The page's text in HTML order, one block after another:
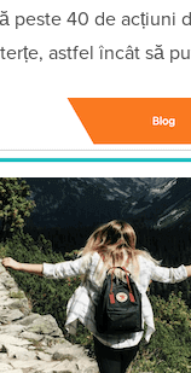
peste 40 de
astfel încât să